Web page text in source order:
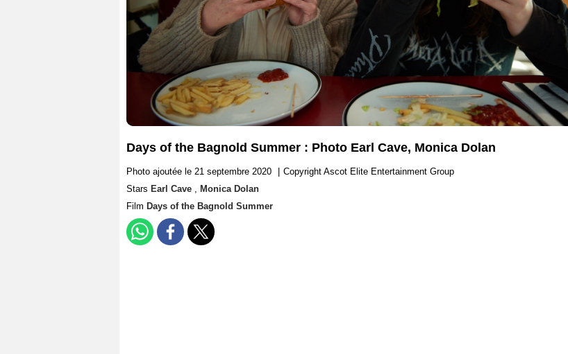
Days of the Bagnold Summer : Photo Earl Cave, Monica Dolan
Photo ajoutée le 21 septembre 2020
Copyright Ascot Elite Entertainment Group
Stars Earl Cave , Monica Dolan
Film Days of the Bagnold Summer